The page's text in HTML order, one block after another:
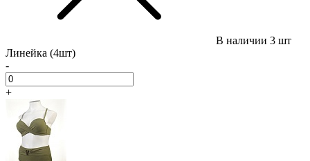
В наличии 3 шт
Линейка (4шт)
-
+